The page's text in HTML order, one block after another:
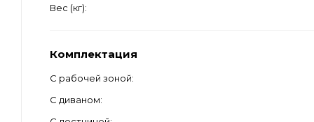
Вес (кг)
Комплектация
С рабочей зоной
С диваном